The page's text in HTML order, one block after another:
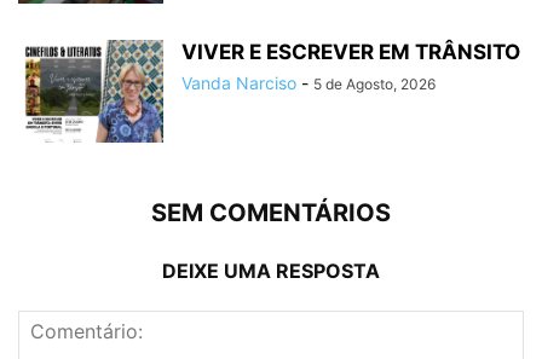
VIVER E ESCREVER EM TRÂNSITO
Vanda Narciso - 5 de Agosto, 2026
SEM COMENTÁRIOS
DEIXE UMA RESPOSTA